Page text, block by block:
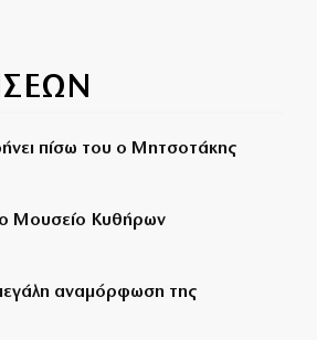
πίσω του ο Μητσοτάκης
Μουσείο Κυθήρων
αναμόρφωση της